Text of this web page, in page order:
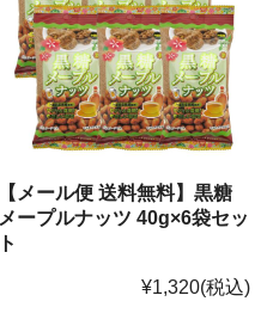
【メール便 送料無料】黒糖
メープルナッツ 40g×6袋セッ
ト
¥1,320(税込)